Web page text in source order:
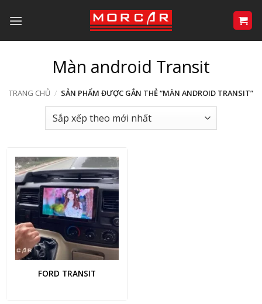
qua
nội
Màn android Transit
TRANG CHỦ / SẢN PHẨM ĐƯỢC GẮN THẺ “MÀN ANDROID TRANSIT”
FORD TRANSIT